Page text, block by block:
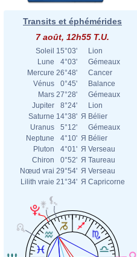
Transits et éphémérides
7 août, 12h55 T.U.
Soleil 15°03'
Lion
Lune
4°03'
Gémeaux
Mercure 26°48'
Cancer
Vénus
0°45'
Balance
Mars 27°28'
Gémeaux
Jupiter
8°24'
Lion
Saturne 14°38' Я Bélier
Uranus
5°12'
Gémeaux
Neptune
4°10' Я Bélier
Pluton
4°01' Я Verseau
Chiron
0°52' Я Taureau
Nœud vrai 29°54' Я Verseau
Lilith vraie 21°34' Я Capricorne